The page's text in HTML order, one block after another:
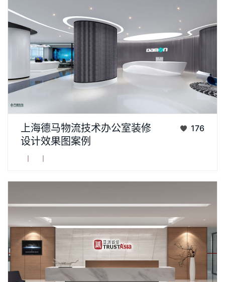
上海齐建建筑装饰有限公司设计构思：一直以来，德马科技物流
上海德马物流技术办公室装修
设计效果图案例
176
丨 丨